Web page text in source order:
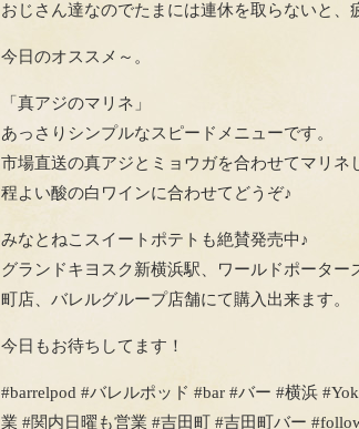
おじさん達なのでたまには連休を取らないと、
今日のオススメ～。
「真アジのマリネ」
あっさりシンプルなスピードメニューです。
市場直送の真アジとミョウガを合わせてマリネ
程よい酸の白ワインに合わせてどうぞ♪
みなとねこスイートポテトも絶賛発売中♪
グランドキヨスク新横浜駅、ワールドポータ
町店、バレルグループ店舗にて購入出来ます。
今日もお待ちしてます！
#barrelpod #バレルポッド #bar #バー #横浜
業 #関内日曜も営業 #吉田町 #吉田町バー